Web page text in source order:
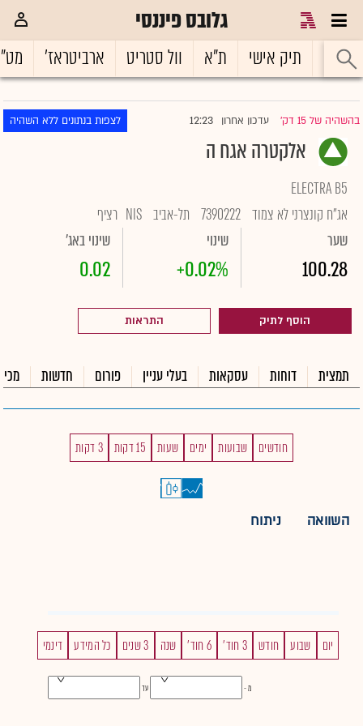
גלובס פיננסי
ראשי תיק אישי ת"א וול סטריט ארביטראז'
בהשהיה של 15 דק' |עדכון אחרון 12:23 לצפות בנתונים ללא השהיה
אלקטרה אגח ה
ELECTRA B5
אג"ח קונצרני לא צמוד 7390222 תל-אביב NIS רציף
שער
100.28
שינוי
+0.02%
שינוי באג'
0.02
הוסף לתיק התראות
תמצית דוחות עסקאות בעלי עניין פורום חדשות
חודשים שבועות ימים שעות 15 דקות 3 דקות
השוואה ניתוח
יום שבוע חודש 3 חוד' 6 חוד' שנה 3 שנים כל המידע דינמי
מ - עד